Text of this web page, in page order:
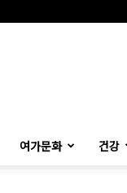
여가문화 건강